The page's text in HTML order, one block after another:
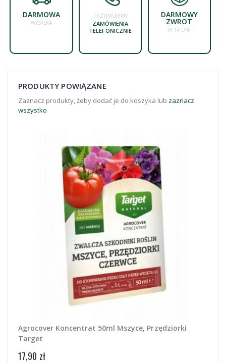
DARMOWA
WYSYŁKA
PRZYJMUJEMY
ZAMÓWIENIA
TELEFONICZNIE
DARMOWY
ZWROT
W 14 DNI
PRODUKTY POWIĄZANE
Zaznacz produkty, żeby dodać je do koszyka lub zaznacz
wszystko
Agrocover Koncentrat 50ml Mszyce, Przędziorki
Target
17,90 zł